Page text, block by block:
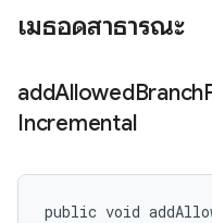
เมธอดสาธารณะ
addAllowedBranch
Incremental
public void